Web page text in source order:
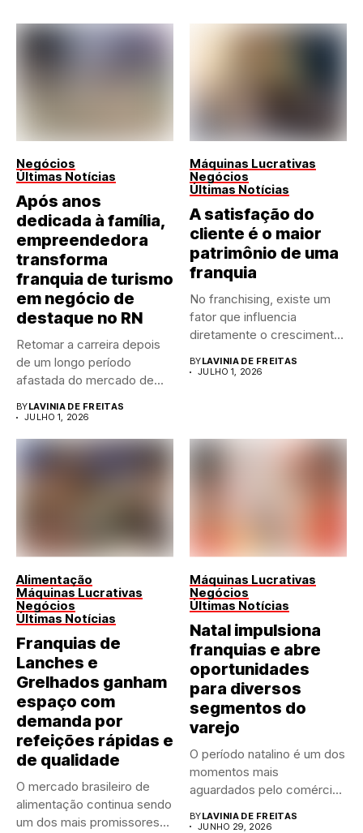
Negócios
Últimas Notícias
Após anos
dedicada à família,
empreendedora
transforma
franquia de turismo
em negócio de
destaque no RN
Retomar a carreira depois
de um longo período
afastada do mercado de...
BYLAVINIA DE FREITAS
JULHO 1, 2026
Máquinas Lucrativas
Negócios
Últimas Notícias
A satisfação do
cliente é o maior
patrimônio de uma
franquia
No franchising, existe um
fator que influencia
diretamente o crescimento
BYLAVINIA DE FREITAS
JULHO 1, 2026
Alimentação
Máquinas Lucrativas
Negócios
Últimas Notícias
Franquias de
Lanches e
Grelhados ganham
espaço com
demanda por
refeições rápidas e
de qualidade
O mercado brasileiro de
alimentação continua sendo
um dos mais promissores
Máquinas Lucrativas
Negócios
Últimas Notícias
Natal impulsiona
franquias e abre
oportunidades
para diversos
segmentos do
varejo
O período natalino é um dos
momentos mais
aguardados pelo comércio
BYLAVINIA DE FREITAS
JUNHO 29, 2026